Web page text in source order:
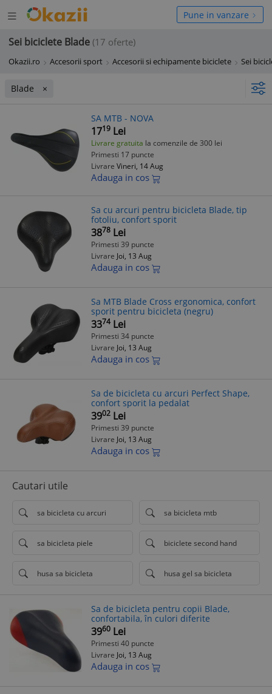
Deschide
meniul
Pune in vanzare
Sei biciclete Blade (17 oferte)
Okazii.ro Accesorii sport Accesorii si echipamente biciclete Sei
Blade
SA MTB - NOVA
1719 Lei
Livrare gratuita la comenzile de 300 lei
Primesti 17 puncte
Livrare Vineri, 14 Aug
Adauga in cos
Sa cu arcuri pentru bicicleta Blade, tip
fotoliu, confort sporit
3878 Lei
Primesti 39 puncte
Livrare Joi, 13 Aug
Adauga in cos
Sa MTB Blade Cross ergonomica, confort
sporit pentru bicicleta (negru)
3374 Lei
Primesti 34 puncte
Livrare Joi, 13 Aug
Adauga in cos
Sa de bicicleta cu arcuri Perfect Shape,
confort sporit la pedalat
3902 Lei
Primesti 39 puncte
Livrare Joi, 13 Aug
Adauga in cos
Cautari utile
sa bicicleta cu arcuri sa bicicleta mtb
sa bicicleta piele biciclete second hand
husa sa bicicleta husa gel sa bicicleta
Sa de bicicleta pentru copii Blade,
confortabila, în culori diferite
3960 Lei
Primesti 40 puncte
Livrare Joi, 13 Aug
Adauga in cos